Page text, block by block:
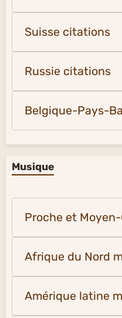
Suisse citations
Russie citations
Belgique-Pays-
Musique
Proche et
Afrique du Nord
Amérique latine